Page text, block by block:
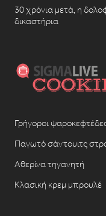
30 χρόνια μετά, η
δικαστήρια
Γρήγοροι
Παγωτό σάντουιτς
Αθερίνα τηγανητή
Κλασική κρεμ μπρουλέ